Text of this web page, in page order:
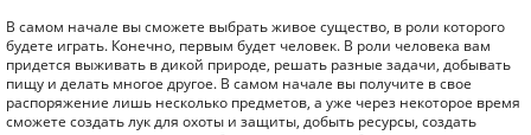
В самом начале вы сможете выбрать живое существо, в роли которого
будете играть. Конечно, первым будет человек. В роли человека вам
придется выживать в дикой природе, решать разные задачи, добывать
пищу и делать многое другое. В самом начале вы получите в свое
распоряжение лишь несколько предметов, а уже через некоторое время
сможете создать лук для охоты и защиты, добыть ресурсы, создать